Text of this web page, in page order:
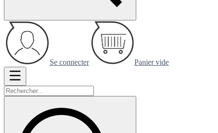
Se connecter Panier vide